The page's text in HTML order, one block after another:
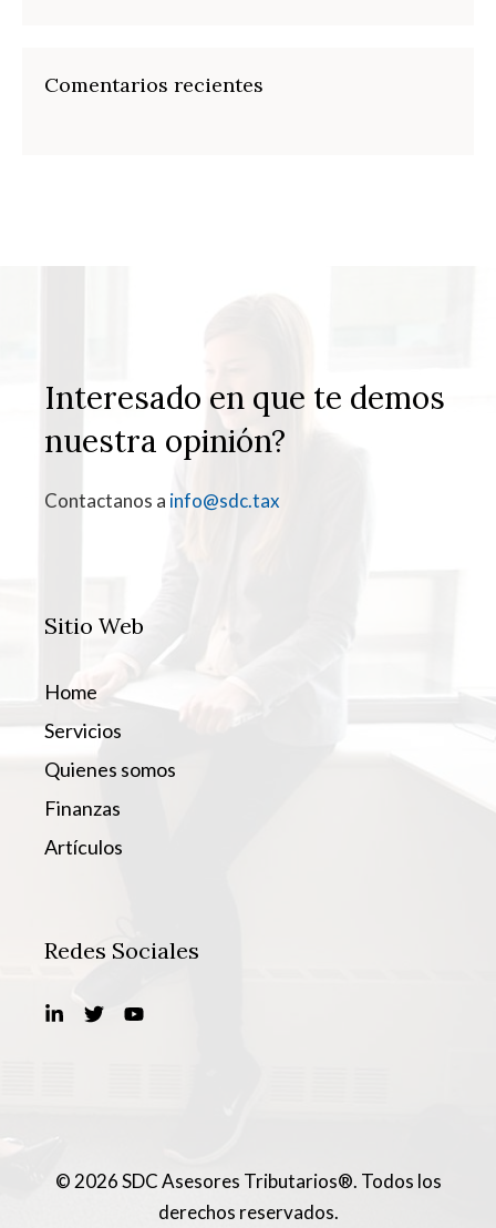
Comentarios recientes
Interesado en que te demos
nuestra opinión?
Contactanos a info@sdc.tax
Sitio Web
Home
Servicios
Quienes somos
Finanzas
Artículos
Redes Sociales
© 2026 SDC Asesores Tributarios®. Todos los
derechos reservados.